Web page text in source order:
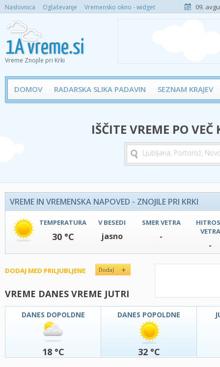
Naslovnica Oglaševanje Vremensko okno - widget 09.
Vreme Znojile pri Krki
DOMOV RADARSKA SLIKA PADAVIN SEZNAM KRAJEV
IŠČITE VREME PO
VREME IN VREMENSKA NAPOVED - ZNOJILE PRI KRKI
TEMPERATURA
30 °C
V BESEDI
jasno
SMER VETRA
-
VETRA
-
DODAJ MED PRILJUBLJENE
VREME DANES VREME JUTRI
DANES DOPOLDNE
18 °C
DANES POPOLDNE
32 °C